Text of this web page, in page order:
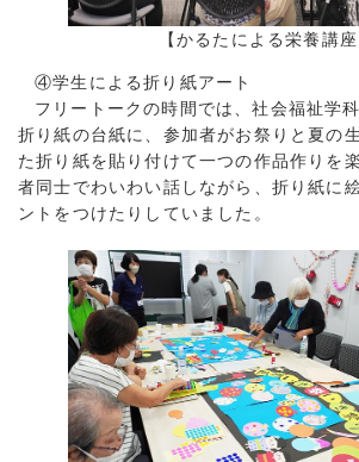
【かるたによる栄養講座
④学生による折り紙アート
フリートークの時間では、社会福祉学
折り紙の台紙に、参加者がお祭りと夏の
た折り紙を貼り付けて一つの作品作りを
者同士でわいわい話しながら、折り紙に
ントをつけたりしていました。